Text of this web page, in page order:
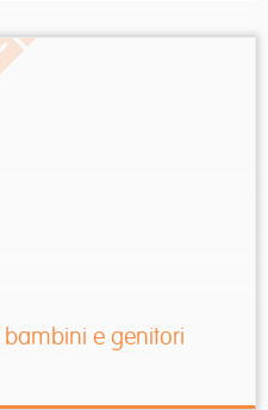
e genitori